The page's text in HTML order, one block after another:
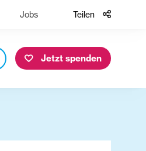
Jobs Teilen
Jetzt spenden